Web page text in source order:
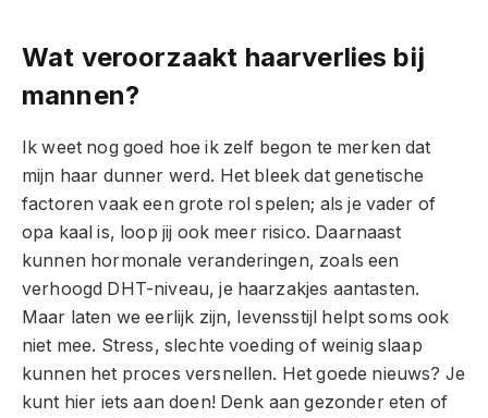
Wat veroorzaakt haarverlies bij
mannen?
Ik weet nog goed hoe ik zelf begon te merken dat
mijn haar dunner werd. Het bleek dat genetische
factoren vaak een grote rol spelen; als je vader of
opa kaal is, loop jij ook meer risico. Daarnaast
kunnen hormonale veranderingen, zoals een
verhoogd DHT-niveau, je haarzakjes aantasten.
Maar laten we eerlijk zijn, levensstijl helpt soms ook
niet mee. Stress, slechte voeding of weinig slaap
kunnen het proces versnellen. Het goede nieuws? Je
kunt hier iets aan doen! Denk aan gezonder eten of